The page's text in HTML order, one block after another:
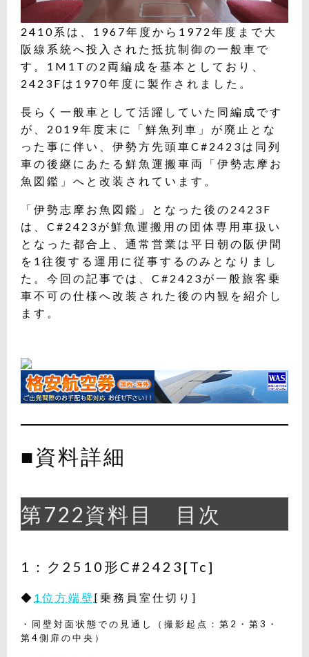
2410系は、1967年度から1972年度まで大
阪線系統へ投入された抵抗制御の一般車で
す。1M1Tの2両編成を基本としており、
2423Fは1970年度に製作されました。
長らく一般車として活躍していた同編成です
が、2019年度末に「鮮魚列車」が廃止とな
った事に伴い、伊勢方先頭車C#2423は同列
車の後継にあたる鮮魚運搬車両「伊勢志摩お
魚図鑑」へと改装されています。
「伊勢志摩お魚図鑑」となった後の2423F
は、C#2423が鮮魚運搬用の団体専用車扱い
となった都合上、通常営業は平日朝の阪伊間
を1往復する運用に従事するのみとなりまし
た。今回の記事では、C#2423が一般旅客乗
車不可の仕様へ改装された後の内観を紹介し
ます。
■資料詳細
第722資料目 目次
1：ク2510形C#2423[Tc]
◆ 1位方端壁[乗務員室仕切り]
・同壁対面状態での見通し（撮影起点：第2・第3・
第4側扉の中央）